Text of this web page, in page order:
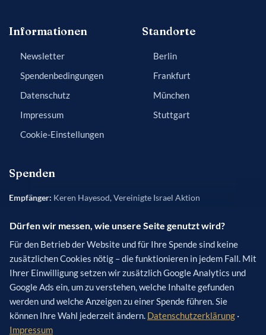
Informationen
Newsletter
Spendenbedingungen
Datenschutz
Impressum
Cookie-Einstellungen
Standorte
Berlin
Frankfurt
München
Stuttgart
Spenden
Empfänger: Keren Hayesod, Vereinigte Israel Aktion
IBAN:DE84 5005 0201 0200 5454 50
BIC: HELADEF1822
Verwendungszweck(optional): [Name des Projekts]
Dürfen wir messen, wie unsere Seite genutzt wird?
Für den Betrieb der Website und für Ihre Spende sind keine
zusätzlichen Cookies nötig – die funktionieren in jedem Fall. Mit
Ihrer Einwilligung setzen wir zusätzlich Google Analytics und
Google Ads ein, um zu verstehen, welche Inhalte gefunden
werden und welche Anzeigen zu einer Spende führen. Sie
können Ihre Wahl jederzeit ändern. Datenschutzerklärung ·
Impressum